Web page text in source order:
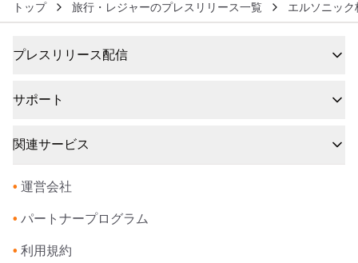
トップ 旅行・レジャーのプレスリリース一覧 エルソニック
プレスリリース配信
サポート
関連サービス
• 運営会社
• パートナープログラム
• 利用規約